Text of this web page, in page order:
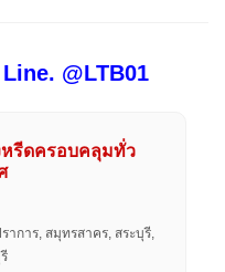
Line. @LTB01
รีดครอบคลุมทั่ว
การ, สมุทรสาคร, สระบุรี,